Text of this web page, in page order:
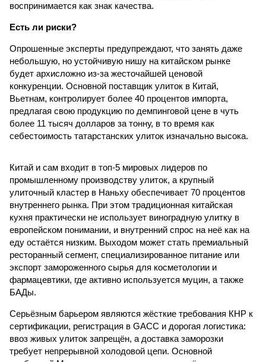
воспринимается как знак качества.
Есть ли риски?
Опрошенные эксперты предупреждают, что занять даже
небольшую, но устойчивую нишу на китайском рынке
будет архисложно из-за жесточайшей ценовой
конкуренции. Основной поставщик улиток в Китай,
Вьетнам, контролирует более 40 процентов импорта,
предлагая свою продукцию по демпинговой цене в чуть
более 11 тысяч долларов за тонну, в то время как
себестоимость татарстанских улиток изначально высока.
Китай и сам входит в топ-5 мировых лидеров по
промышленному производству улиток, а крупный
улиточный кластер в Наньху обеспечивает 70 процентов
внутреннего рынка. При этом традиционная китайская
кухня практически не использует виноградную улитку в
европейском понимании, и внутренний спрос на неё как на
еду остаётся низким. Выходом может стать премиальный
ресторанный сегмент, специализированное питание или
экспорт замороженного сырья для косметологии и
фармацевтики, где активно используется муцин, а также
БАДы.
Серьёзным барьером являются жёсткие требования КНР к
сертификации, регистрация в GACC и дорогая логистика:
ввоз живых улиток запрещён, а доставка заморозки
требует непрерывной холодовой цепи. Основной